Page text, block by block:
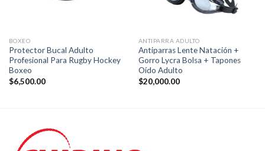
BOXEO
Protector Bucal Adulto
Profesional Para Rugby Hockey
Boxeo
$6,500.00
ANTIPARRA ADULTO
Antiparras Lente Natación +
Gorro Lycra Bolsa + Tapones
Oído Adulto
$20,000.00